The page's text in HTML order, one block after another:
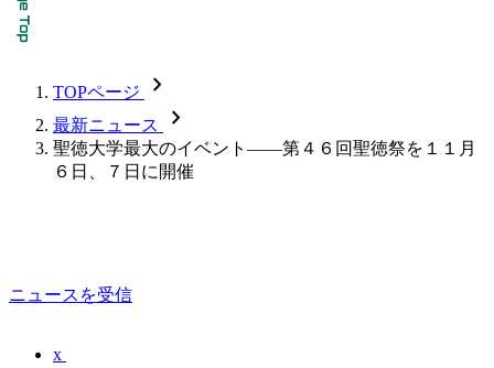
TOPページ chevron_forward
最新ニュース chevron_forward
聖徳大学最大のイベント――第４６回聖徳祭を１１月
６日、７日に開催
ニュースを受信
x